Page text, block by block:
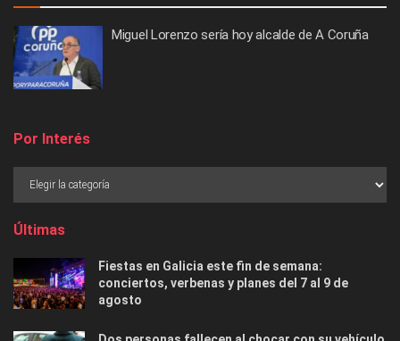
Miguel Lorenzo sería hoy alcalde de A Coruña
Por Interés
Últimas
Fiestas en Galicia este fin de semana:
conciertos, verbenas y planes del 7 al 9 de
agosto